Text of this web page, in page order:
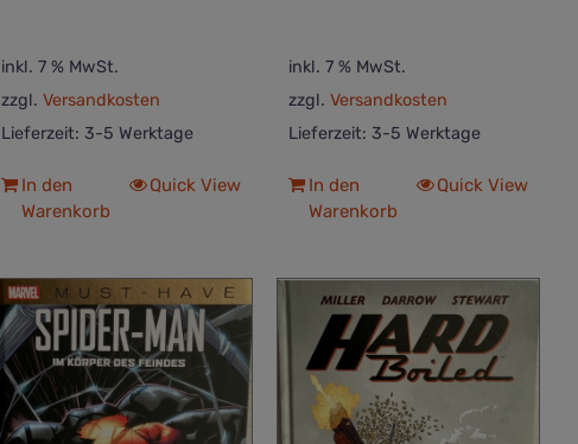
inkl. 7 % MwSt.
zzgl.Versandkosten
Lieferzeit: 3-5 Werktage
In den
Warenkorb
Quick View
inkl. 7 % MwSt.
zzgl.Versandkosten
Lieferzeit: 3-5 Werktage
In den
Warenkorb
Quick View